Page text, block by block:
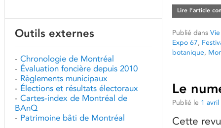
Lire l’article
Publié dans
Expo 67,
botanique,
Le
Publié le 1
Cette
Outils externes
- Chronologie de Montréal
- Évaluation foncière depuis 2010
- Règlements municipaux
- Élections et résultats électoraux
- Cartes-index de Montréal de
BAnQ
- Patrimoine bâti de Montréal